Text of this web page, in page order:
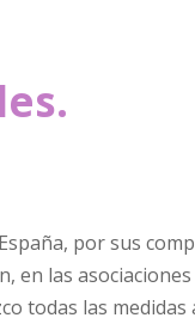
por sus
en las
todas las medidas